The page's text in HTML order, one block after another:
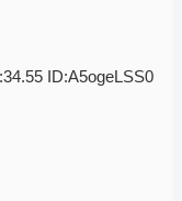
ID:A5ogeLSS0